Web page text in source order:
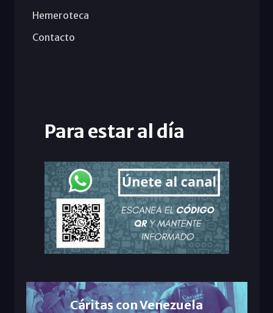
Hemeroteca
Contacto
Para estar al día
Cáritas con Venezuela